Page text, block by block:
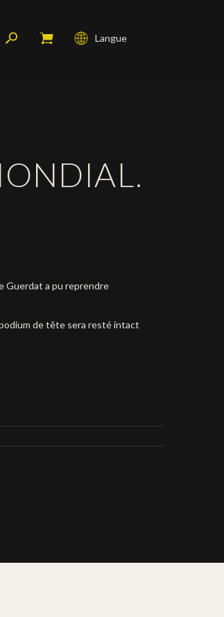
Langue
Guerdat a pu reprendre
de tête sera resté intact